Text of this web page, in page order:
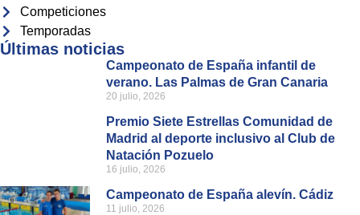
Competiciones
Temporadas
Últimas noticias
Campeonato de España infantil de
verano. Las Palmas de Gran Canaria
20 julio, 2026
Premio Siete Estrellas Comunidad de
Madrid al deporte inclusivo al Club de
Natación Pozuelo
16 julio, 2026
Campeonato de España alevín. Cádiz
11 julio, 2026